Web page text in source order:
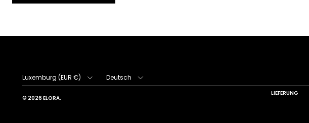
LIEFERUNG
Land/Region
Luxemburg (EUR €) Deutsch
© 2026ELORA.